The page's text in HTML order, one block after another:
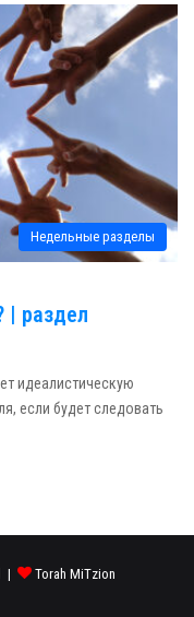
Недельные разделы
| раздел
идеалистическую
если будет следовать
| Torah MiTzion